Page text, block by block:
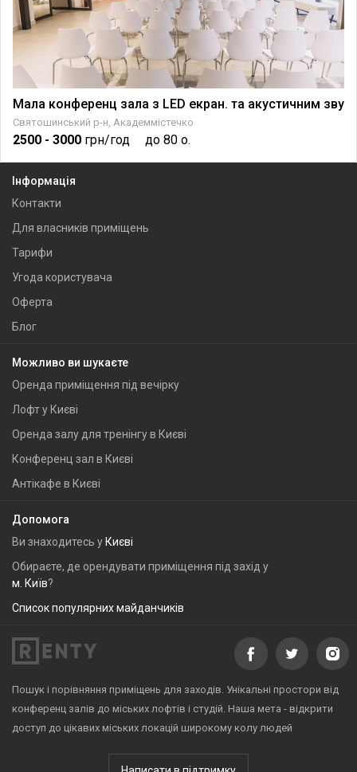
Мала конференц зала з LED екран. та акустичним зву
Святошинський р-н, Академмістечко
2500 - 3000 грн/год до 80 о.
Інформація
Контакти
Для власників приміщень
Тарифи
Угода користувача
Оферта
Блог
Можливо ви шукаєте
Оренда приміщення під вечірку
Лофт у Києві
Оренда залу для тренінгу в Києві
Конференц зал в Києві
Антікафе в Києві
Допомога
Ви знаходитесь у Києві
Обираєте, де орендувати приміщення під захід у
м. Київ?
Список популярних майданчиків
Пошук і порівняння приміщень для заходів. Унікальні простори від
конференц залів до міських лофтів і студій. Наша мета - відкрити
доступ до цікавих міських локацій широкому колу людей